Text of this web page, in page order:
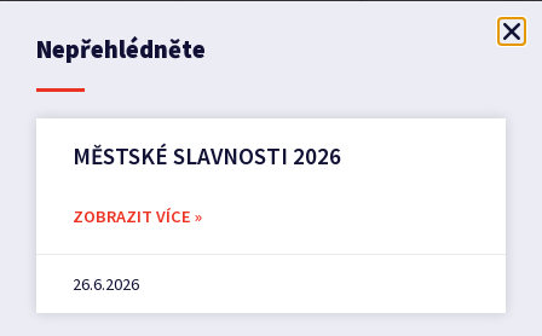
Nepřehlédněte
MĚSTSKÉ SLAVNOSTI 2026
ZOBRAZIT VÍCE »
26.6.2026